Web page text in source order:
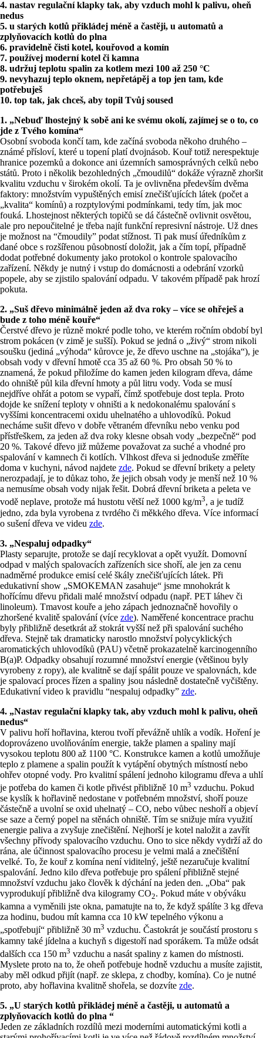
4. nastav regulační klapky tak, aby vzduch mohl k palivu, oheň
nedus
5. u starých kotlů přikládej méně a častěji, u automatů a
zplyňovacích kotlů do plna
6. pravidelně čisti kotel, kouřovod a komín
7. používej moderní kotel či kamna
8. udržuj teplotu spalin za kotlem mezi 100 až 250 °C
9. nevyhazuj teplo oknem, nepřetápěj a top jen tam, kde
potřebuješ
10. top tak, jak chceš, aby topil Tvůj soused
1. „Nebuď lhostejný k sobě ani ke svému okolí, zajímej se o to, co
jde z Tvého komína“
Osobní svoboda končí tam, kde začíná svoboda někoho druhého –
známé přísloví, které u topení platí dvojnásob. Kouř totiž nerespektuje
hranice pozemků a dokonce ani územních samosprávných celků nebo
států. Proto i několik bezohledných „čmoudilů“ dokáže výrazně zhoršit
kvalitu vzduchu v širokém okolí. Ta je ovlivněna především dvěma
faktory: množstvím vypuštěných emisí znečišťujících látek (počet a
„kvalita“ komínů) a rozptylovými podmínkami, tedy tím, jak moc
fouká. Lhostejnost některých topičů se dá částečně ovlivnit osvětou,
ale pro nepoučitelné je třeba najít funkční represivní nástroje. Už dnes
je možnost na “čmoudily” podat stížnost. Ti pak musí úředníkům z
dané obce s rozšířenou působností doložit, jak a čím topí, případně
dodat potřebné dokumenty jako protokol o kontrole spalovacího
zařízení. Někdy je nutný i vstup do domácnosti a odebrání vzorků
popele, aby se zjistilo spalování odpadu. V takovém případě pak hrozí
pokuta.
2. „Suš dřevo minimálně jeden až dva roky – více se ohřeješ a
bude z toho méně kouře“
Čerstvé dřevo je různě mokré podle toho, ve kterém ročním období byl
strom pokácen (v zimě je sušší). Pokud se jedná o „živý“ strom nikoli
soušku (jediná „výhoda“ kůrovce je, že dřevo uschne na „stojáka“), je
obsah vody v dřevní hmotě cca 35 až 60 %. Pro obsah 50 % to
znamená, že pokud přiložíme do kamen jeden kilogram dřeva, dáme
do ohniště půl kila dřevní hmoty a půl litru vody. Voda se musí
nejdříve ohřát a potom se vypaří, čímž spotřebuje dost tepla. Proto
dojde ke snížení teploty v ohništi a k nedokonalému spalování s
vyššími koncentracemi oxidu uhelnatého a uhlovodíků. Pokud
necháme sušit dřevo v dobře větraném dřevníku nebo venku pod
přístřeškem, za jeden až dva roky klesne obsah vody „bezpečně“ pod
20 %. Takové dřevo již můžeme považovat za suché a vhodné pro
spalování v kamnech či kotlích. Vlhkost dřeva si jednoduše změříte
doma v kuchyni, návod najdete zde. Pokud se dřevní brikety a pelety
nerozpadají, je to důkaz toho, že jejich obsah vody je menší než 10 %
a nemusíme obsah vody nijak řešit. Dobrá dřevní briketa a peleta ve
vodě neplave, protože má hustotu větší než 1000 kg/m3, a je tudíž
jedno, zda byla vyrobena z tvrdého či měkkého dřeva. Více informací
o sušení dřeva ve videu zde.
3. „Nespaluj odpadky“
Plasty separujte, protože se dají recyklovat a opět využít. Domovní
odpad v malých spalovacích zařízeních sice shoří, ale jen za cenu
nadměrné produkce emisí celé škály znečišťujících látek. Při
edukativní show „SMOKEMAN zasahuje“ jsme mnohokrát k
hořícímu dřevu přidali malé množství odpadu (např. PET láhev či
linoleum). Tmavost kouře a jeho zápach jednoznačně hovořily o
zhoršené kvalitě spalování (více zde). Naměřené koncentrace prachu
byly přibližně desetkrát až stokrát vyšší než při spalování suchého
dřeva. Stejně tak dramaticky narostlo množství polycyklických
aromatických uhlovodíků (PAU) včetně prokazatelně karcinogenního
B(a)P. Odpadky obsahují rozumné množství energie (většinou byly
vyrobeny z ropy), ale kvalitně se dají spálit pouze ve spalovnách, kde
je spalovací proces řízen a spaliny jsou následně dostatečně vyčištěny.
Edukativní video k pravidlu “nespaluj odpadky” zde.
4. „Nastav regulační klapky tak, aby vzduch mohl k palivu, oheň
nedus“
V palivu hoří hořlavina, kterou tvoří převážně uhlík a vodík. Hoření je
doprovázeno uvolňováním energie, takže plamen a spaliny mají
vysokou teplotu 800 až 1100 °C. Konstrukce kamen a kotlů umožňuje
teplo z plamene a spalin použít k vytápění obytných místností nebo
ohřev otopné vody. Pro kvalitní spálení jednoho kilogramu dřeva a uhlí
je potřeba do kamen či kotle přivést přibližně 10 m3 vzduchu. Pokud
se kyslík k hořlavině nedostane v potřebném množství, shoří pouze
částečně a uvolní se oxid uhelnatý – CO, nebo vůbec neshoří a objeví
se saze a černý popel na stěnách ohniště. Tím se snižuje míra využití
energie paliva a zvyšuje znečištění. Nejhorší je kotel naložit a zavřít
všechny přívody spalovacího vzduchu. Ono to sice někdy vydrží až do
rána, ale účinnost spalovacího procesu je velmi malá a znečištění
velké. To, že kouř z komína není viditelný, ještě nezaručuje kvalitní
spalování. Jedno kilo dřeva potřebuje pro spálení přibližně stejné
množství vzduchu jako člověk k dýchání na jeden den. „Oba“ pak
vyprodukují přibližně dva kilogramy CO2. Pokud máte v obýváku
kamna a vyměnili jste okna, pamatujte na to, že když spálíte 3 kg dřeva
za hodinu, budou mít kamna cca 10 kW tepelného výkonu a
„spotřebují“ přibližně 30 m3 vzduchu. Častokrát je součástí prostoru s
kamny také jídelna a kuchyň s digestoří nad sporákem. Ta může odsát
dalších cca 150 m3 vzduchu a nasát spaliny z kamen do místnosti.
Myslete proto na to, že oheň potřebuje hodně vzduchu a musíte zajistit,
aby měl odkud přijít (např. ze sklepa, z chodby, komína). Co je nutné
proto, aby hořlavina kvalitně shořela, se dozvíte zde.
5. „U starých kotlů přikládej méně a častěji, u automatů a
zplyňovacích kotlů do plna “
Jeden ze základních rozdílů mezi moderními automatickými kotli a